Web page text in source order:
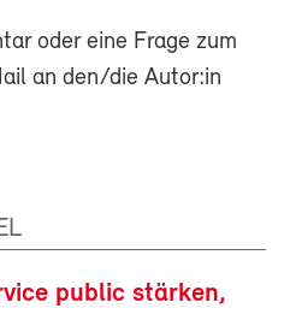
oder eine Frage zum
an den/die Autor:in
public stärken,